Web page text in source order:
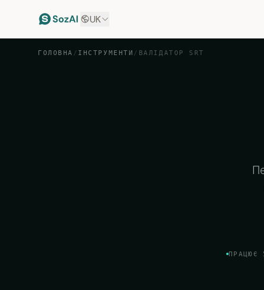
UK
ГОЛОВНА / ІНСТРУМЕНТИ / ВАЛІДАТОР SRT
ПРАЦЮЄ